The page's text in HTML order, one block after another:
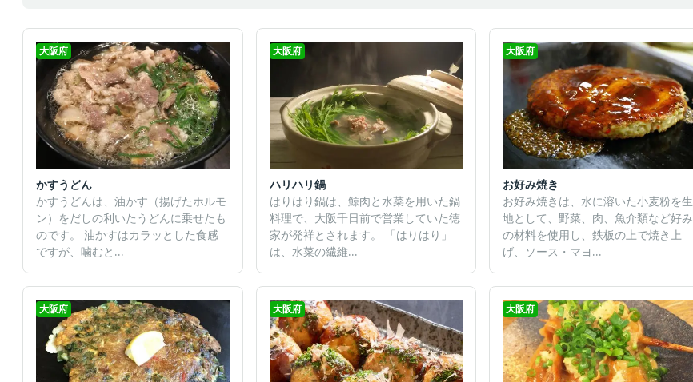
大阪府
かすうどん
かすうどんは、油かす（揚げたホルモ
ン）をだしの利いたうどんに乗せたも
のです。 油かすはカラッとした食感
ですが、噛むと...
大阪府
ハリハリ鍋
はりはり鍋は、鯨肉と水菜を用いた鍋
料理で、大阪千日前で営業していた徳
家が発祥とされます。 「はりはり」
は、水菜の繊維...
大阪府
お好み焼き
お好み焼きは、水に溶いた小麦粉を生
地として、野菜、肉、魚介類など好み
の材料を使用し、鉄板の上で焼き上
げ、ソース・マヨ...
大阪府 大阪府 大阪府